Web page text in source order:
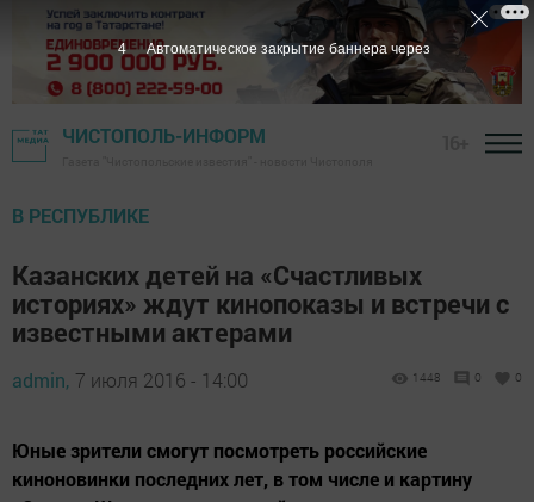
ЧИСТОПОЛЬ-ИНФОРМ
В РЕСПУБЛИКЕ
Казанских детей на «Счастливых
историях» ждут кинопоказы и встречи с
известными актерами
admin, 7 июля 2016 - 14:00 1448 0 0
Юные зрители смогут посмотреть российские
киноновинки последних лет, в том числе и картину
3 Автоматическое закрытие баннера через